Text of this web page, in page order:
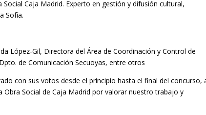
Social Caja Madrid. Experto en gestión y difusión cultural,
Sofía.
López-Gil, Directora del Área de Coordinación y Control de
de Comunicación Secuoyas, entre otros
con sus votos desde el principio hasta el final del concurso,
Social de Caja Madrid por valorar nuestro trabajo y